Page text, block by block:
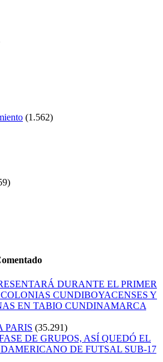
(1.562)
DURANTE EL PRIMER
CUNDIBOYACENSES Y
EN TABIO CUNDINAMARCA
PARIS (35.291)
DE GRUPOS, ASÍ QUEDÓ EL
DE FUTSAL SUB-17